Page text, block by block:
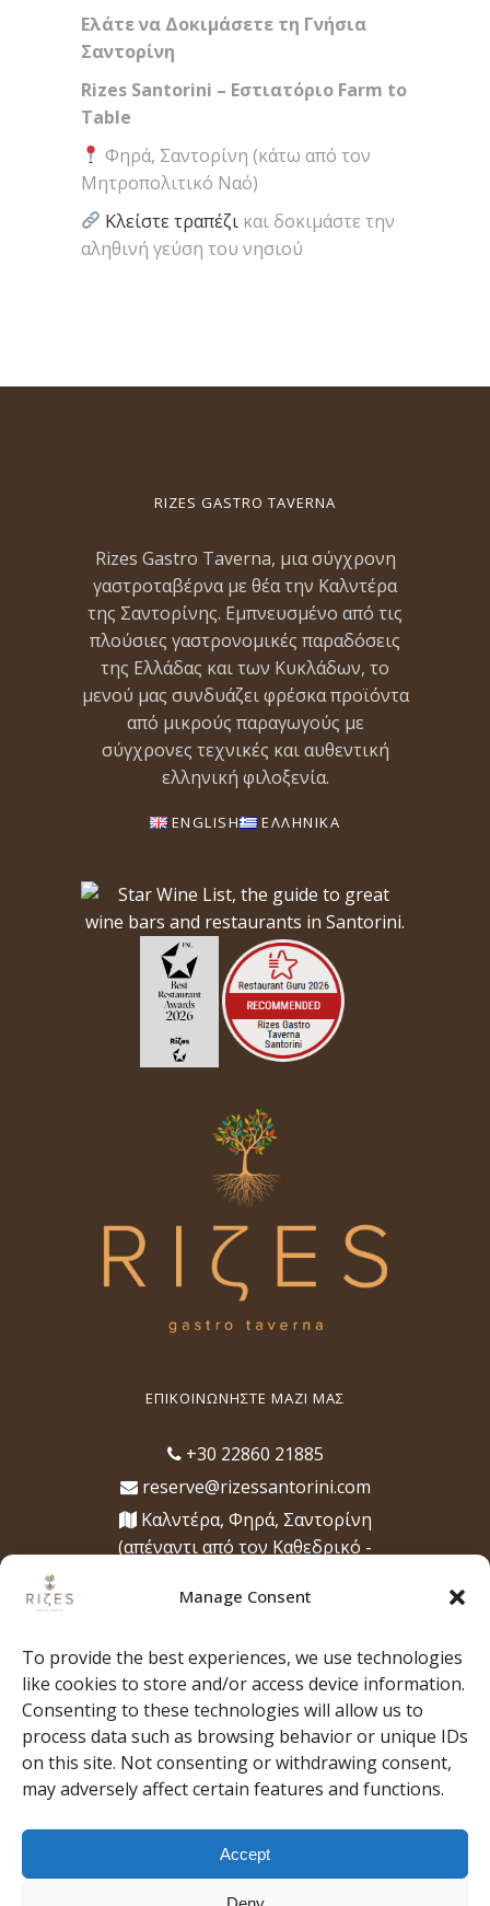
Manage Consent
To provide the best experiences, we use technologies
like cookies to store and/or access device information.
Consenting to these technologies will allow us to
process data such as browsing behavior or unique IDs
on this site. Not consenting or withdrawing consent,
may adversely affect certain features and functions.
Accept
Ελάτε να Δοκιμάσετε τη Γνήσια
Σαντορίνη
Rizes Santorini – Εστιατόριο Farm to
Table
Φηρά, Σαντορίνη (κάτω από τον
Μητροπολιτικό Ναό)
Κλείστε τραπέζι και δοκιμάστε την
αληθινή γεύση του νησιού
RIZES GASTRO TAVERNA
Rizes Gastro Taverna, μια σύγχρονη
γαστροταβέρνα με θέα την Καλντέρα
της Σαντορίνης. Εμπνευσμένο από τις
πλούσιες γαστρονομικές παραδόσεις
της Ελλάδας και των Κυκλάδων, το
μενού μας συνδυάζει φρέσκα προϊόντα
από μικρούς παραγωγούς με
σύγχρονες τεχνικές και αυθεντική
ελληνική φιλοξενία.
ENGLISH ΕΛΛΗΝΙΚΑ
ΕΠΙΚΟΙΝΩΝΉΣΤΕ ΜΑΖΊ ΜΑΣ
+30 22860 21885
reserve@rizessantorini.com
Καλντέρα, Φηρά, Σαντορίνη
(απέναντι από τον Καθεδρικό -
12:00 μ.μ. - 1:00 π.μ., για μεσημεριανό,
βραδινό, ποτά και κοκτέιλ
ΤΥΠΟΣ
ΕΠΙΚΟΙΝΩΝΙΑ